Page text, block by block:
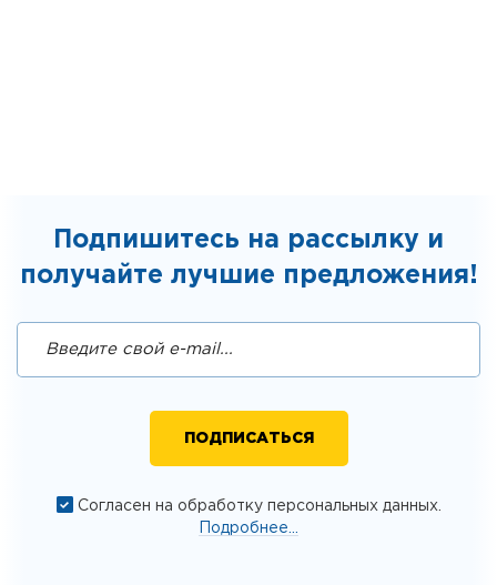
Подпишитесь на рассылку и
получайте лучшие предложения!
Согласен на обработку персональных данных.
Подробнее...